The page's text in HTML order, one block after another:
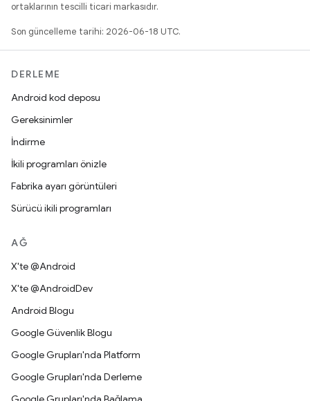
ortaklarının tescilli ticari markasıdır.
Son güncelleme tarihi: 2026-06-18 UTC.
DERLEME
Android kod deposu
Gereksinimler
İndirme
İkili programları önizle
Fabrika ayarı görüntüleri
Sürücü ikili programları
AĞ
X'te @Android
X'te @AndroidDev
Android Blogu
Google Güvenlik Blogu
Google Grupları'nda Platform
Google Grupları'nda Derleme